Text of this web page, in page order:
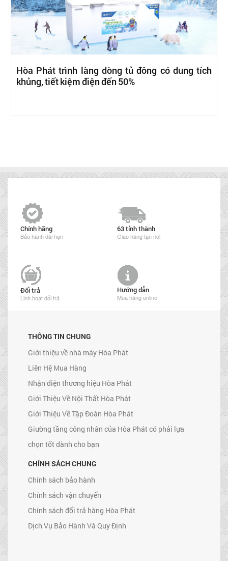
Hòa Phát trình làng dòng tủ đông có dung tích
khủng, tiết kiệm điện đến 50%
Chính hãng
Bảo hành dài hạn
63 tỉnh thành
Giao hàng tận nơi
Đổi trả
Linh hoạt đổi trả
Hướng dẫn
Mua hàng online
THÔNG TIN CHUNG
Giới thiệu về nhà máy Hòa Phát
Liên Hệ Mua Hàng
Nhận diện thương hiệu Hòa Phát
Giới Thiệu Về Nội Thất Hòa Phát
Giới Thiệu Về Tập Đoàn Hòa Phát
Giường tầng công nhân của Hòa Phát có phải lựa
chọn tốt dành cho bạn
CHÍNH SÁCH CHUNG
Chính sách bảo hành
Chính sách vận chuyển
Chính sách đổi trả hàng Hòa Phát
Dịch Vụ Bảo Hành Và Quy Định